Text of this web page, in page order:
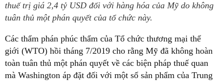
thuế trị giá 2,4 tỷ USD đối với hàng hóa của Mỹ do không
tuân thủ một phán quyết của tổ chức này.
Các thẩm phán phúc thẩm của Tổ chức thương mại thế
giới (WTO) hồi tháng 7/2019 cho rằng Mỹ đã không hoàn
toàn tuân thủ một phán quyết về các biện pháp thuế quan
mà Washington áp đặt đối với một số sản phẩm của Trung